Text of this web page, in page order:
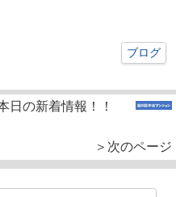
ブログ
日の新着情報！！
＞次のページ